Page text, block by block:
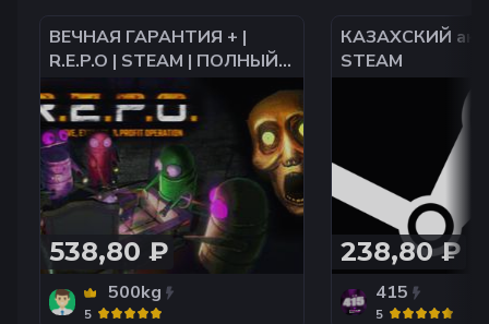
ВЕЧНАЯ ГАРАНТИЯ + |
R.E.P.O | STEAM | ПОЛНЫЙ
ДОСТУП | ПЕРЕВЯЗКА
ДАННЫХ | 0 ЧАСОВ
538,80 ₽
500kg
5
КАЗАХСКИЙ
STEAM
238,80 ₽
415
5